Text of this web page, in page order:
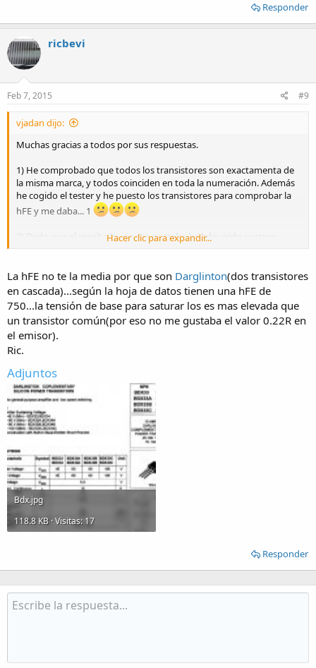
Responder
ricbevi
Feb 7, 2015 #9
vjadan dijo:
Muchas gracias a todos por sus respuestas.
1) He comprobado que todos los transistores son exactamenta de
la misma marca, y todos coinciden en toda la numeración. Además
he cogido el tester y he puesto los transistores para comprobar la
hFE y me daba... 1
2) Dado que el resultado, no me gustaba he adquirido cuatros
pero para mi sorpresa, igualmente se calienta solo uno.
3) Sustituyendo el BDX33C restante por un 2N30xx (ahora se me ha
olvidado), pero este lo he sacado de una placa vieja y no creo que
estuviera bien, el resultado es que los 2N3055 estan saturados
(VCE=2V) y claro, dejan pasar toda la corriente (1'5), pero lo bueno,
es que ninguno se calentaba, lo cual quiere decir que estaban todos
corriente de 1.5, serian unos 3 W y algo se deberia notar.
La idea, está tomada de las fuentes de alimentación, de como
aumentar la corriente, con la diferencia de que no es una fuente de
alimentación en si.
Probaré como dice miguelusa poner una resistencia de 22 ohms o
similar y ver que caida de tensión tengo en ella. Aunque tengo claro
que la tension VBE si rondaba los 0.7v.
Hacer clic para expandir...
La hFE no te la media por que son Darglinton(dos transistores
en cascada)...según la hoja de datos tienen una hFE de
750...la tensión de base para saturar los es mas elevada que
un transistor común(por eso no me gustaba el valor 0.22R en
el emisor).
Ric.
Adjuntos
Bdx.jpg
118.8 KB · Visitas: 17
Responder